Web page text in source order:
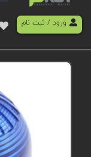
ورود/ ثبت نام